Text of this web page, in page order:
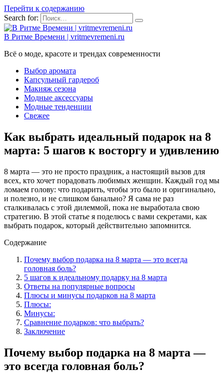
Перейти к содержанию
Search for:
В Ритме Времени | vritmevremeni.ru
Всё о моде, красоте и трендах современности
Выбор аромата
Капсульный гардероб
Макияж сезона
Модные аксессуары
Модные тенденции
Свежее
Как выбрать идеальный подарок на 8
марта: 5 шагов к восторгу и удивлению
8 марта — это не просто праздник, а настоящий вызов для
всех, кто хочет порадовать любимых женщин. Каждый год мы
ломаем голову: что подарить, чтобы это было и оригинально,
и полезно, и не слишком банально? Я сама не раз
сталкивалась с этой дилеммой, пока не выработала свою
стратегию. В этой статье я поделюсь с вами секретами, как
выбрать подарок, который действительно запомнится.
Содержание
Почему выбор подарка на 8 марта — это всегда
головная боль?
5 шагов к идеальному подарку на 8 марта
Ответы на популярные вопросы
Плюсы и минусы подарков на 8 марта
Плюсы:
Минусы:
Сравнение подарков: что выбрать?
Заключение
Почему выбор подарка на 8 марта —
это всегда головная боль?